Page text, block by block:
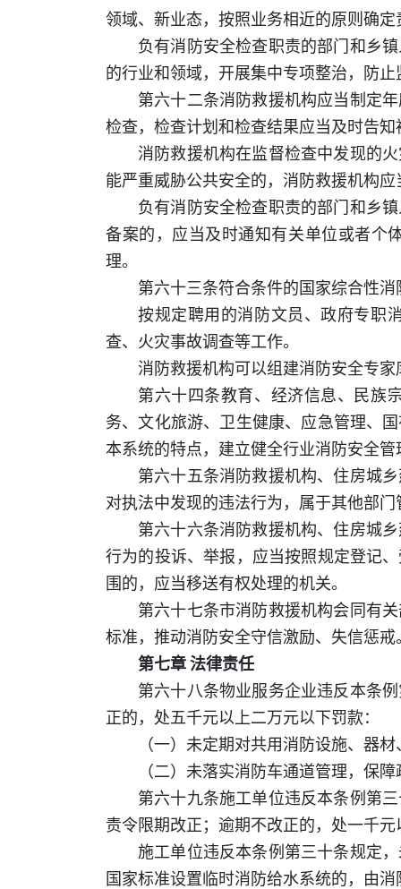
领域、新业态，按照业务相近的原则确
负有消防安全检查职责的部门和乡
的行业和领域，开展集中专项整治，防
第六十二条消防救援机构应当制定
检查，检查计划和检查结果应当及时告
消防救援机构在监督检查中发现的
能严重威胁公共安全的，消防救援机构
负有消防安全检查职责的部门和乡
备案的，应当及时通知有关单位或者个
理。
第六十三条符合条件的国家综合性
按规定聘用的消防文员、政府专职
查、火灾事故调查等工作。
消防救援机构可以组建消防安全专
第六十四条教育、经济信息、民族
务、文化旅游、卫生健康、应急管理、
本系统的特点，建立健全行业消防安全
第六十五条消防救援机构、住房城
对执法中发现的违法行为，属于其他部
第六十六条消防救援机构、住房城
行为的投诉、举报，应当按照规定登记
围的，应当移送有权处理的机关。
第六十七条市消防救援机构会同有
标准，推动消防安全守信激励、失信惩戒
第七章 法律责任
第六十八条物业服务企业违反本条
正的，处五千元以上二万元以下罚款：
（一）未定期对共用消防设施、器
（二）未落实消防车通道管理，保
第六十九条施工单位违反本条例第
责令限期改正；逾期不改正的，处一千
施工单位违反本条例第三十条规定
国家标准设置临时消防给水系统的，由